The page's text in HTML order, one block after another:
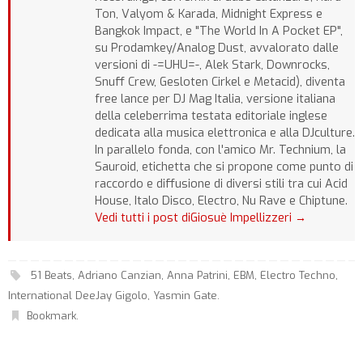
Ton, Valyom & Karada, Midnight Express e
Bangkok Impact, e "The World In A Pocket EP",
su Prodamkey/Analog Dust, avvalorato dalle
versioni di -=UHU=-, Alek Stark, Downrocks,
Snuff Crew, Gesloten Cirkel e Metacid), diventa
free lance per DJ Mag Italia, versione italiana
della celeberrima testata editoriale inglese
dedicata alla musica elettronica e alla DJculture.
In parallelo fonda, con l'amico Mr. Technium, la
Sauroid, etichetta che si propone come punto di
raccordo e diffusione di diversi stili tra cui Acid
House, Italo Disco, Electro, Nu Rave e Chiptune.
Vedi tutti i post diGiosuè Impellizzeri →
51 Beats, Adriano Canzian, Anna Patrini, EBM, Electro Techno,
International DeeJay Gigolo, Yasmin Gate.
Bookmark.